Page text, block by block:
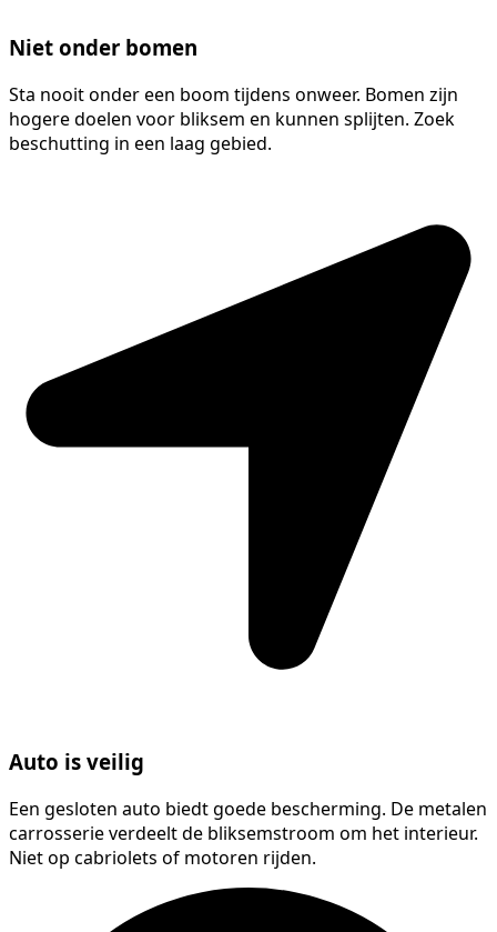
Niet onder bomen
Sta nooit onder een boom tijdens onweer. Bomen zijn
hogere doelen voor bliksem en kunnen splijten. Zoek
beschutting in een laag gebied.
Auto is veilig
Een gesloten auto biedt goede bescherming. De metalen
carrosserie verdeelt de bliksemstroom om het interieur.
Niet op cabriolets of motoren rijden.